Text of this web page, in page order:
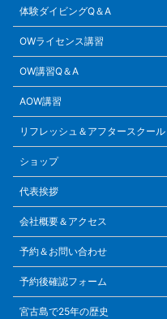
体験ダイビングQ＆A
OWライセンス講習
OW講習Q＆A
AOW講習
リフレッシュ＆アフタースクール
ショップ
代表挨拶
会社概要＆アクセス
予約＆お問い合わせ
予約後確認フォーム
宮古島で25年の歴史